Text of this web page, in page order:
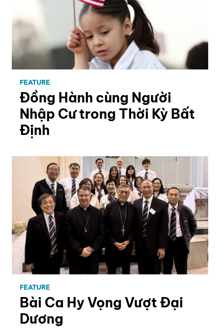
FEATURE
Đồng Hành cùng Người
Nhập Cư trong Thời Kỳ Bất
Định
FEATURE
Bài Ca Hy Vọng Vượt Đại
Dương